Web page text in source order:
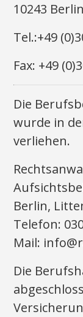
10243
Tel.:+49
Fax: +49
Die
wurde in
verliehen.
Berlin,
Telefon:
Mail:
Die